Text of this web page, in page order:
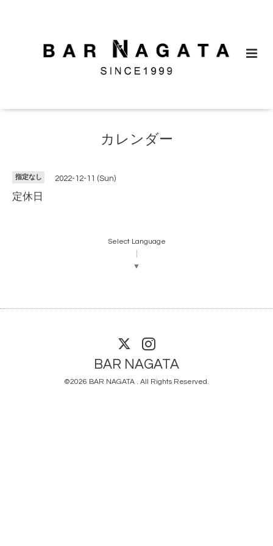
カレンダー
指定なし 2022-12-11 (Sun)
定休日
Select Language
▼
BAR NAGATA
©2026 BAR NAGATA . All Rights Reserved.